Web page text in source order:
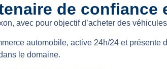
de confiance
avec pour objectif d’acheter des
automobile, active 24h/24 et
le domaine.